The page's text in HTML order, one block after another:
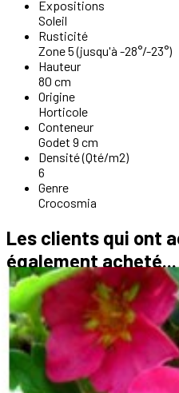
Expositions
Soleil
Rusticité
Zone 5 (jusqu'à -28°/-23°)
Hauteur
80 cm
Origine
Horticole
Conteneur
Godet 9 cm
Densité (Qté/m2)
6
Genre
Crocosmia
Les clients qui ont
également acheté...